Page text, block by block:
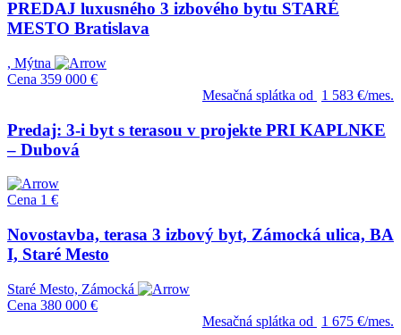
PREDAJ luxusného 3 izbového bytu STARÉ
MESTO Bratislava
, Mýtna
Cena 359 000 €
Mesačná splátka od
1 583 €/mes.
Predaj: 3-i byt s terasou v projekte PRI KAPLNKE
– Dubová
Cena 1 €
Novostavba, terasa 3 izbový byt, Zámocká ulica, BA
I, Staré Mesto
Staré Mesto, Zámocká
Cena 380 000 €
Mesačná splátka od
1 675 €/mes.